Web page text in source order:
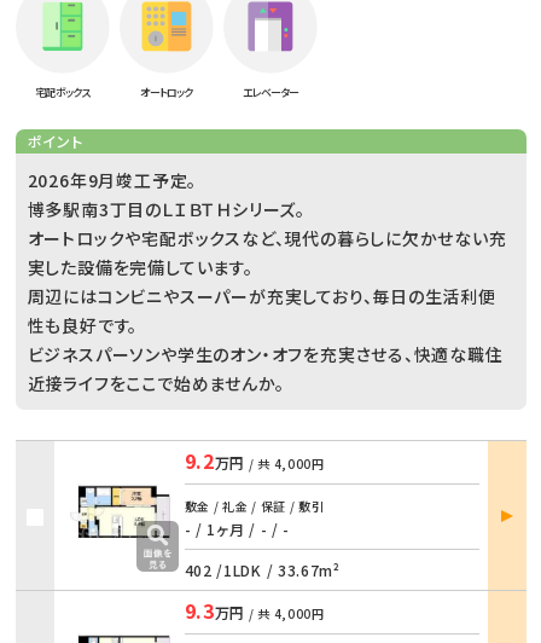
宅配ボックス オートロック エレベーター
ポイント
2026年9月竣工予定。
博多駅南3丁目のＬＩＢＴＨシリーズ。
オートロックや宅配ボックスなど、現代の暮らしに欠かせない充
実した設備を完備しています。
周辺にはコンビニやスーパーが充実しており、毎日の生活利便
性も良好です。
ビジネスパーソンや学生のオン・オフを充実させる、快適な職住
近接ライフをここで始めませんか。
9.2万円 / 共 4,000円
敷金 / 礼金 / 保証 / 敷引
- / 1ヶ月 / - / -
402 /1LDK / 33.67m²
部屋
詳細
9.3万円 / 共 4,000円